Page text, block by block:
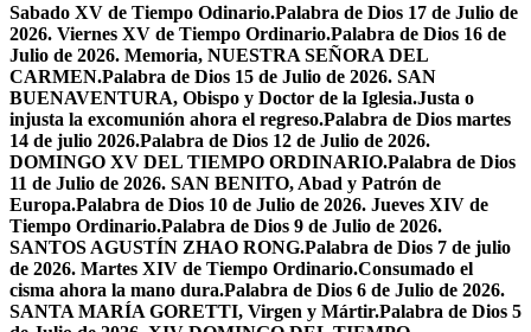
Sabado XV de Tiempo Odinario.Palabra de Dios 17 de Julio de
2026. Viernes XV de Tiempo Ordinario.Palabra de Dios 16 de
Julio de 2026. Memoria, NUESTRA SEÑORA DEL
CARMEN.Palabra de Dios 15 de Julio de 2026. SAN
BUENAVENTURA, Obispo y Doctor de la Iglesia.Justa o
injusta la excomunión ahora el regreso.Palabra de Dios martes
14 de julio 2026.Palabra de Dios 12 de Julio de 2026.
DOMINGO XV DEL TIEMPO ORDINARIO.Palabra de Dios
11 de Julio de 2026. SAN BENITO, Abad y Patrón de
Europa.Palabra de Dios 10 de Julio de 2026. Jueves XIV de
Tiempo Ordinario.Palabra de Dios 9 de Julio de 2026.
SANTOS AGUSTÍN ZHAO RONG.Palabra de Dios 7 de julio
de 2026. Martes XIV de Tiempo Ordinario.Consumado el
cisma ahora la mano dura.Palabra de Dios 6 de Julio de 2026.
SANTA MARÍA GORETTI, Virgen y Mártir.Palabra de Dios 5